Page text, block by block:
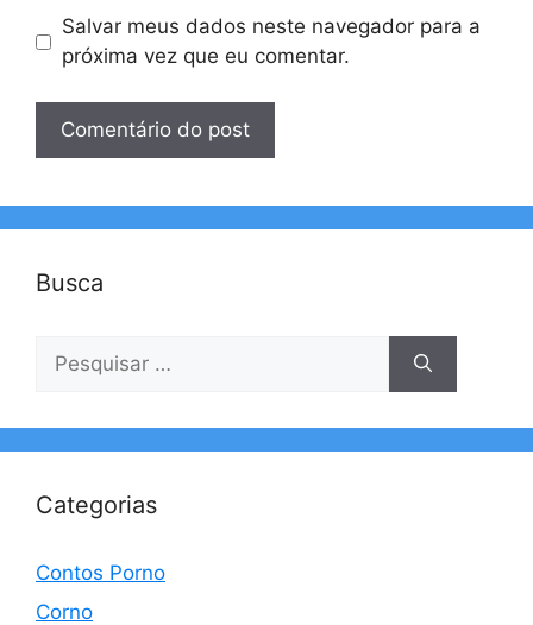
Salvar meus dados neste navegador para a
próxima vez que eu comentar.
Busca
por:
Categorias
Contos Porno
Corno